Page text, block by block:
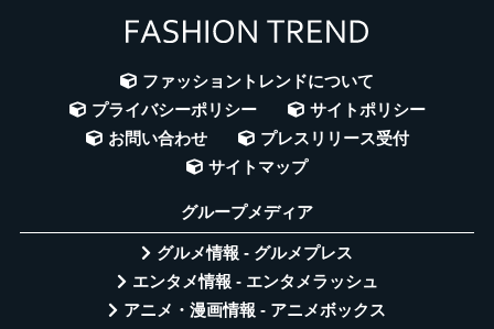
ファッショントレンドについて
プライバシーポリシー
サイトポリシー
お問い合わせ
プレスリリース受付
サイトマップ
グループメディア
グルメ情報 - グルメプレス
エンタメ情報 - エンタメラッシュ
アニメ・漫画情報 - アニメボックス